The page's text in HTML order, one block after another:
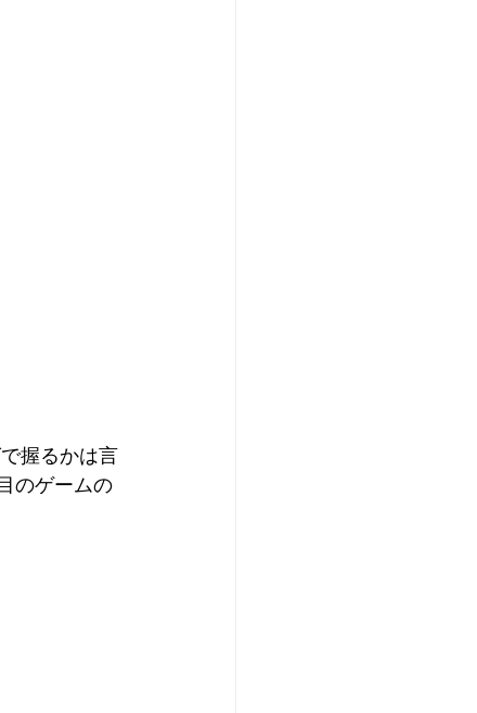
握るかは言
のゲームの